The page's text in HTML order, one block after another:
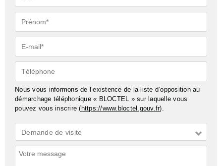
Prénom*
E-
mail*
Téléphone
Nous vous informons de l’existence de la liste d’opposition au
démarchage téléphonique « BLOCTEL » sur laquelle vous
pouvez vous inscrire (https://www.bloctel.gouv.fr).
Demande
*
Demande de visite
Commentaires